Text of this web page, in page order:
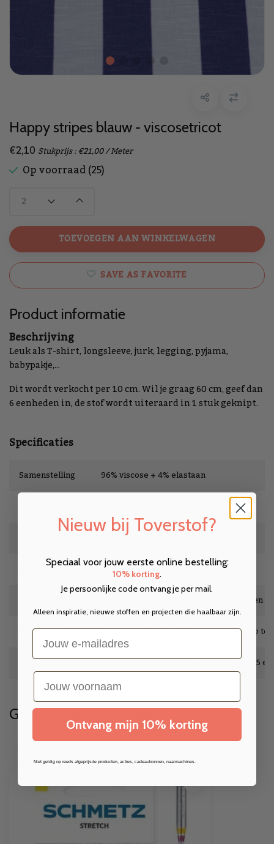
Happy stripes blauw - viscosetricot
€2,10 Stukprijs : €21,00 / Meter
Op voorraad (25)
TOEVOEGEN AAN WINKELWAGEN
SAVE AS FAVORITE
Product informatie
Beschrijving
Leuk als T-shirt, longsleeve, jurk, legging, pyjama,
babypakje,...
Dit wordt verkocht per 10 cm. Wil je graag 60 cm, geef dan
6 eenheden in, de stof wordt uiteraard in 1 stuk geknipt.
Specificaties
Samenstelling
96% viscose + 4% elastaan
160 cm
Naaldadvies
stretch
wassen op 30°, niet in de droger, strijken
Voorwassen
Was de stof vooraf om eventuele krimp te
Knippen
1 eenheid = 10 cm dus wil je 50 cm, kies 5
Gerelateerde producten
Nieuw bij Toverstof?
Speciaal voor jouw eerste online bestelling:
10% korting.
Je persoonlijke code ontvang je per mail.
Alleen inspiratie, nieuwe stoffen en projecten die haalbaar zijn.
Email
voornaam
Ontvang mijn 10% korting
Niet geldig op reeds afgeprijsde producten, acties, cadeaubonnen, naaimachines.